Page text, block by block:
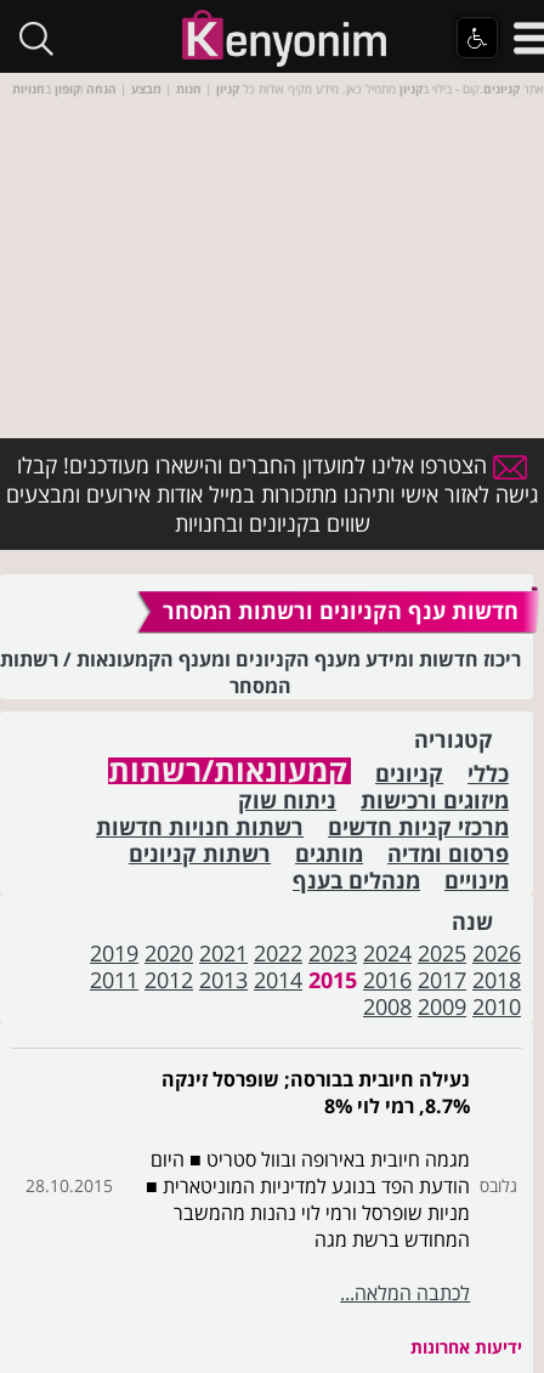
אתר קניונים.קום - בילוי בקניון מתחיל כאן. מידע מקיף אודות כל קניון | חנות | מבצע | הנחה וקופון בחנויות
הצטרפו אלינו למועדון החברים והישארו מעודכנים! קבלו
גישה לאזור אישי ותיהנו מתזכורות במייל אודות אירועים ומבצעים
שווים בקניונים ובחנויות
חדשות ענף הקניונים ורשתות המסחר
ריכוז חדשות ומידע מענף הקניונים ומענף הקמעונאות / רשתות
המסחר
קטגוריה
כללי
קניונים קמעונאות/רשתות
מיזוגים ורכישות
ניתוח שוק
מרכזי קניות חדשים
רשתות חנויות חדשות
פרסום ומדיה
מותגים
רשתות קניונים
מינויים
מנהלים בענף
שנה
2026
2025
2024
2023
2022
2021
2020
2019
2018
2017
2016
2015
2014
2013
2012
2011
2010
2009
2008
גלובס
נעילה חיובית בבורסה; שופרסל זינקה
8.7%, רמי לוי 8%
מגמה חיובית באירופה ובוול סטריט ■ היום
הודעת הפד בנוגע למדיניות המוניטארית ■
מניות שופרסל ורמי לוי נהנות מהמשבר
המחודש ברשת מגה
לכתבה המלאה...
28.10.2015
ידיעות אחרונות